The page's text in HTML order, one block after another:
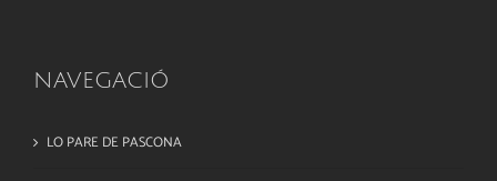
NAVEGACIÓ
LO PARE DE PASCONA